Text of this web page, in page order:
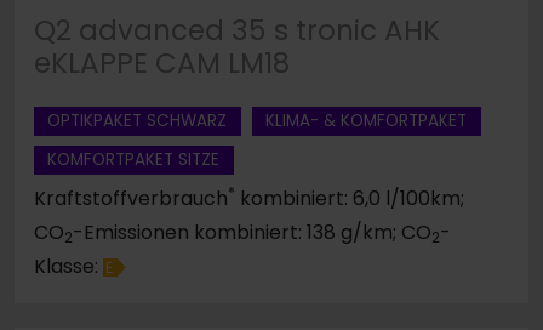
Q2 advanced 35 s tronic AHK
eKLAPPE CAM LM18
OPTIKPAKET SCHWARZ
KLIMA- & KOMFORTPAKET
KOMFORTPAKET SITZE
Kraftstoffverbrauch* kombiniert: 6,0 l/100km;
CO2-Emissionen kombiniert: 138 g/km; CO2-
Klasse: E